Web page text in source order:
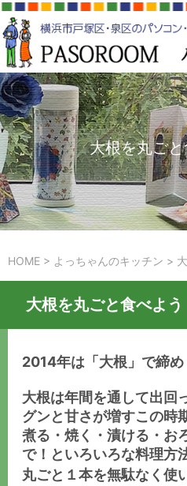
大根を丸ご
HOME > よっちゃんのキッチン >
大根を丸ごと食べよう
2014年は「大根」で締め
大根は年間を通して出回
グンと甘さが増すこの時
煮る・焼く・漬ける・お
で！といろいろな料理方
丸ごと１本を無駄なく使